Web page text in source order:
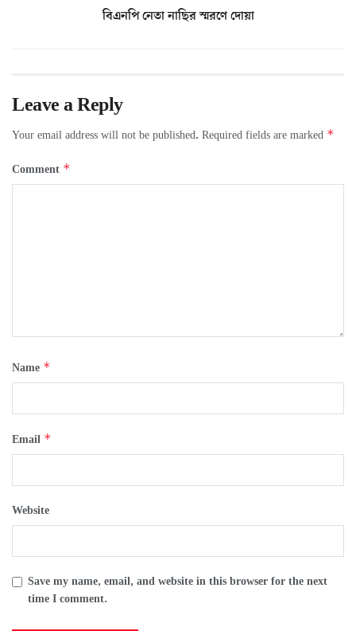
বিএনপি নেতা নাছির স্মরণে দোয়া
Leave a Reply
Your email address will not be published. Required fields are marked *
Comment *
Name *
Email *
Website
Save my name, email, and website in this browser for the next
time I comment.